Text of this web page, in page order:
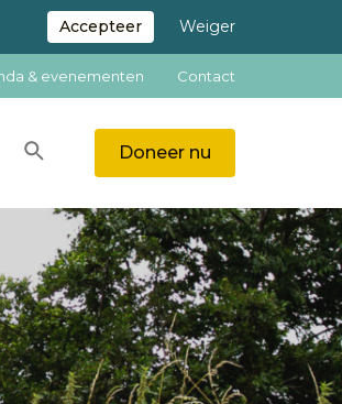
Accepteer Weiger
ZOEKEN Doneer nu
& evenementen Contact
Zoeken